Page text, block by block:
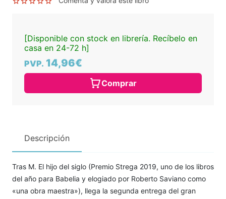
[Disponible con stock en librería. Recíbelo en
casa en 24-72 h]
PVP. 14,96€
Comprar
Descripción
Tras M. El hijo del siglo (Premio Strega 2019, uno de los libros
del año para Babelia y elogiado por Roberto Saviano como
«una obra maestra»), llega la segunda entrega del gran